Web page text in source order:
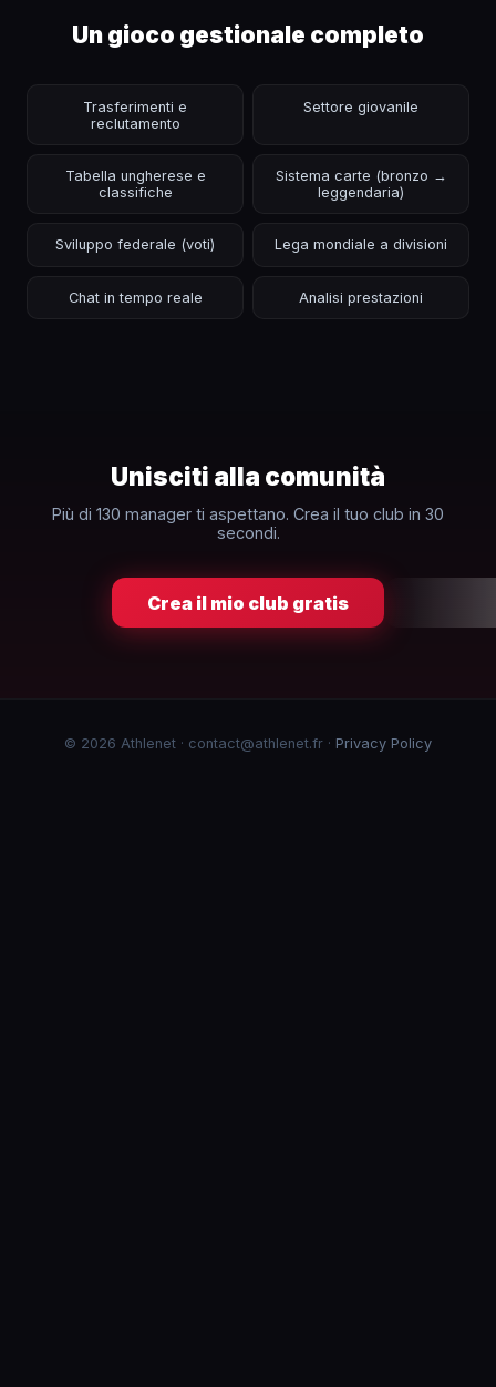
Un gioco gestionale completo
Trasferimenti e
reclutamento
Settore giovanile
Tabella ungherese e
classifiche
Sistema carte (bronzo →
leggendaria)
Sviluppo federale (voti) Lega mondiale a divisioni
Chat in tempo reale Analisi prestazioni
Unisciti alla comunità
Più di 130 manager ti aspettano. Crea il tuo club in 30
secondi.
Crea il mio club gratis
© 2026 Athlenet · contact@athlenet.fr · Privacy Policy